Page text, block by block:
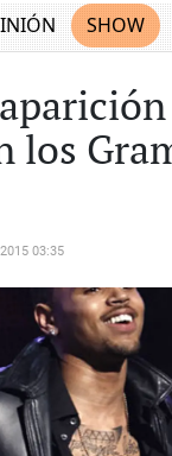
SHOW
los
03:35